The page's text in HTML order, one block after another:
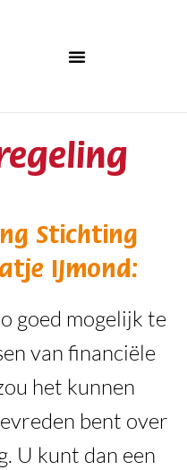
Stichting
IJmond:
goed mogelijk te
van financiële
het kunnen
bent over
U kunt dan een